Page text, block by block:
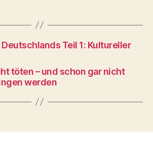
Teil 1: Kultureller
töten – und schon gar nicht
werden